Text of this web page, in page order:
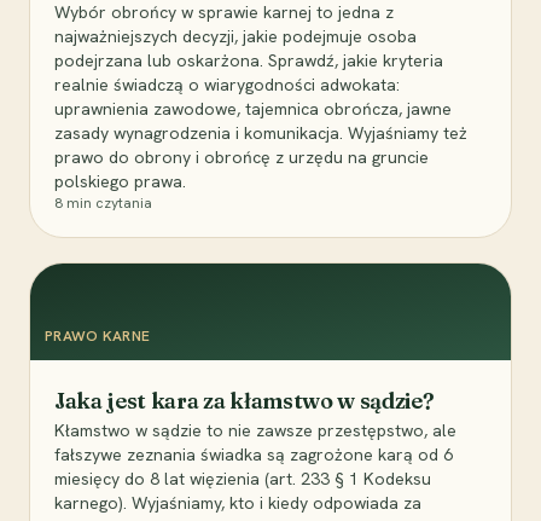
Wybór obrońcy w sprawie karnej to jedna z
najważniejszych decyzji, jakie podejmuje osoba
podejrzana lub oskarżona. Sprawdź, jakie kryteria
realnie świadczą o wiarygodności adwokata:
uprawnienia zawodowe, tajemnica obrończa, jawne
zasady wynagrodzenia i komunikacja. Wyjaśniamy też
prawo do obrony i obrońcę z urzędu na gruncie
polskiego prawa.
8 min czytania
PRAWO KARNE
Jaka jest kara za kłamstwo w sądzie?
Kłamstwo w sądzie to nie zawsze przestępstwo, ale
fałszywe zeznania świadka są zagrożone karą od 6
miesięcy do 8 lat więzienia (art. 233 § 1 Kodeksu
karnego). Wyjaśniamy, kto i kiedy odpowiada za